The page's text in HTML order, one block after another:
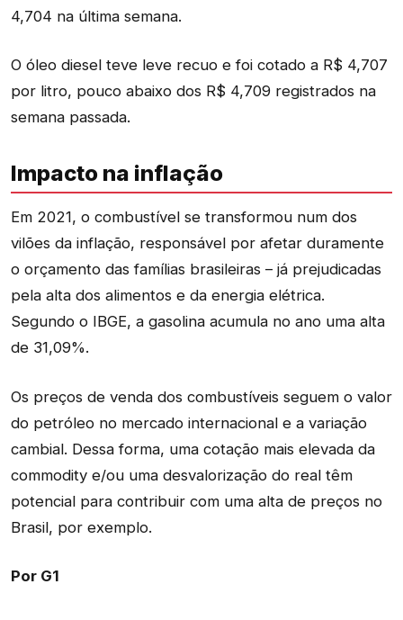
4,704 na última semana.
O óleo diesel teve leve recuo e foi cotado a R$ 4,707
por litro, pouco abaixo dos R$ 4,709 registrados na
semana passada.
Impacto na inflação
Em 2021, o combustível se transformou num dos
vilões da inflação, responsável por afetar duramente
o orçamento das famílias brasileiras – já prejudicadas
pela alta dos alimentos e da energia elétrica.
Segundo o IBGE, a gasolina acumula no ano uma alta
de 31,09%.
Os preços de venda dos combustíveis seguem o valor
do petróleo no mercado internacional e a variação
cambial. Dessa forma, uma cotação mais elevada da
commodity e/ou uma desvalorização do real têm
potencial para contribuir com uma alta de preços no
Brasil, por exemplo.
Por G1